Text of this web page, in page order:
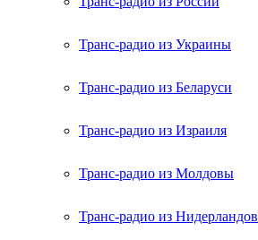
Транс-радио из Украины
Транс-радио из Беларуси
Транс-радио из Израиля
Транс-радио из Молдовы
Транс-радио из Нидерландов